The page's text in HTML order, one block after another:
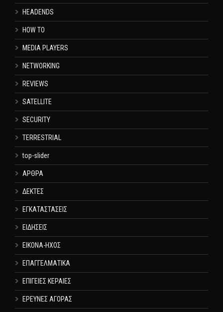
HEADENDS
HOW TO
MEDIA PLAYERS
NETWORKING
REVIEWS
SATELLITE
SECURITY
TERRESTRIAL
top-slider
ΑΡΘΡΑ
ΔΕΚΤΕΣ
ΕΓΚΑΤΑΣΤΑΣΕΙΣ
ΕΙΔΗΣΕΙΣ
ΕΙΚΟΝΑ-ΗΧΟΣ
ΕΠΑΓΓΕΛΜΑΤΙΚΑ
ΕΠΙΓΕΙΕΣ ΚΕΡΑΙΕΣ
ΕΡΕΥΝΕΣ ΑΓΟΡΑΣ